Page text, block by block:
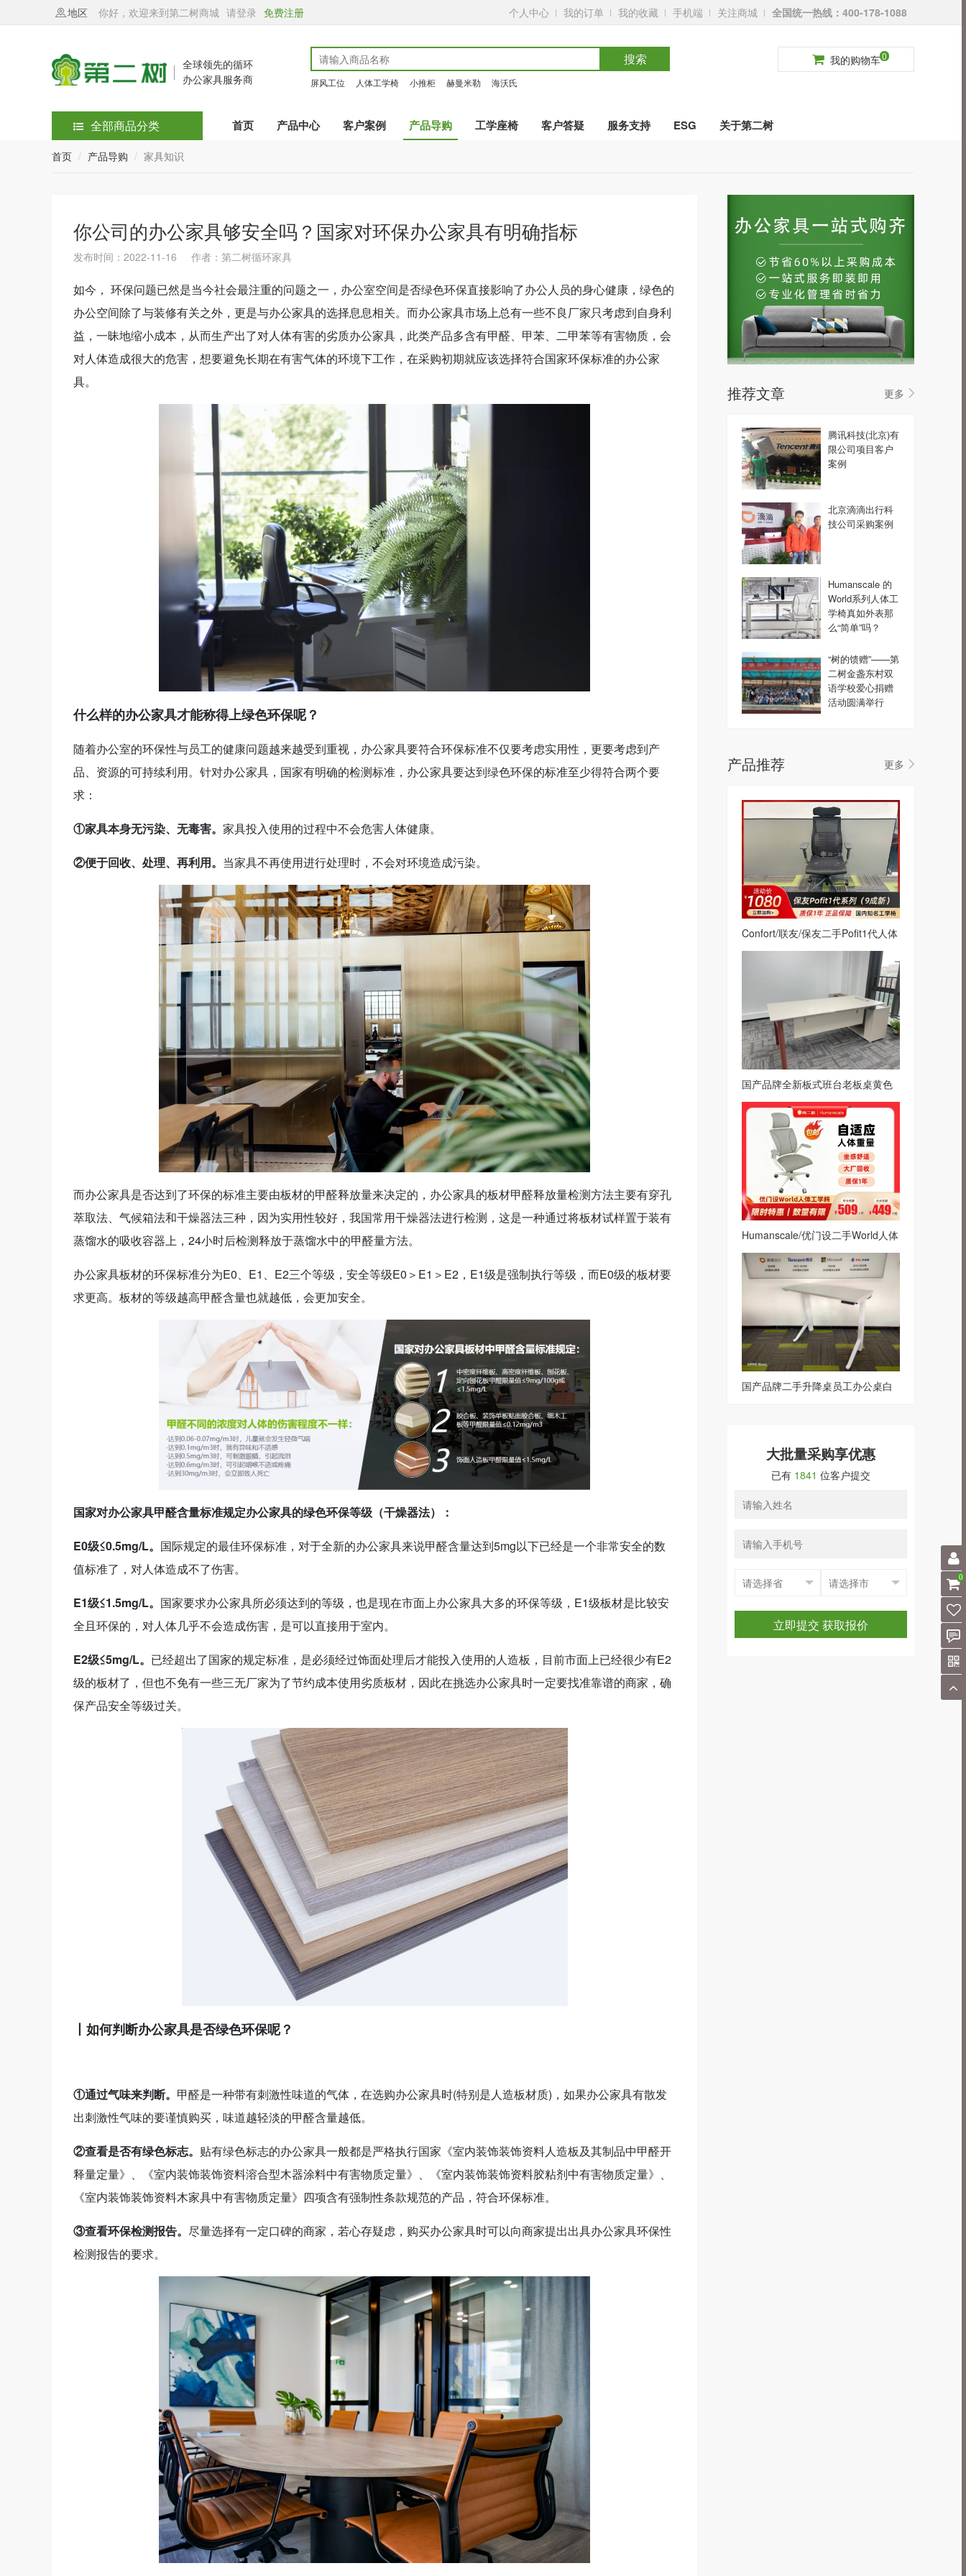
地区 你好，欢迎来到第二树商城 请登录 免费注册 个人中心 我的订单 我的收藏 手机端 关注商城 全国统一热线：400-178-1088
全球领先的循环
办公家具服务商
搜索
屏风工位 人体工学椅 小推柜 赫曼米勒 海沃氏
我的购物车0
全部商品分类 首页 产品中心 客户案例 产品导购 工学座椅 客户答疑 服务支持 ESG 关于第二树
请登录 免费注册
首页 产品导购 家具知识
你公司的办公家具够安全吗？国家对环保办公家具有明确指标
发布时间：2022-11-16 作者：第二树循环家具
如今， 环保问题已然是当今社会最注重的问题之一，办公室空间是否绿色环保直接影响了办公人员的身心健康，绿色的
办公空间除了与装修有关之外，更是与办公家具的选择息息相关。而办公家具市场上总有一些不良厂家只考虑到自身利
益，一昧地缩小成本，从而生产出了对人体有害的劣质办公家具，此类产品多含有甲醛、甲苯、二甲苯等有害物质，会
对人体造成很大的危害，想要避免长期在有害气体的环境下工作，在采购初期就应该选择符合国家环保标准的办公家
具。
什么样的办公家具才能称得上绿色环保呢？
随着办公室的环保性与员工的健康问题越来越受到重视，办公家具要符合环保标准不仅要考虑实用性，更要考虑到产
品、资源的可持续利用。针对办公家具，国家有明确的检测标准，办公家具要达到绿色环保的标准至少得符合两个要
求：
①家具本身无污染、无毒害。 家具投入使用的过程中不会危害人体健康。
②便于回收、处理、再利用。 当家具不再使用进行处理时，不会对环境造成污染。
而办公家具是否达到了环保的标准主要由板材的甲醛释放量来决定的，办公家具的板材甲醛释放量检测方法主要有穿孔
萃取法、气候箱法和干燥器法三种，因为实用性较好，我国常用干燥器法进行检测，这是一种通过将板材试样置于装有
蒸馏水的吸收容器上，24小时后检测释放于蒸馏水中的甲醛量方法。
办公家具板材的环保标准分为E0、E1、E2三个等级，安全等级E0＞E1＞E2，E1级是强制执行等级，而E0级的板材要
求更高。板材的等级越高甲醛含量也就越低，会更加安全。
国家对办公家具甲醛含量标准规定办公家具的绿色环保等级（干燥器法）：
E0级≤0.5mg/L。 国际规定的最佳环保标准，对于全新的办公家具来说甲醛含量达到5mg以下已经是一个非常安全的数
值标准了，对人体造成不了伤害。
E1级≤1.5mg/L。 国家要求办公家具所必须达到的等级，也是现在市面上办公家具大多的环保等级，E1级板材是比较安
全且环保的，对人体几乎不会造成伤害，是可以直接用于室内。
E2级≤5mg/L。 已经超出了国家的规定标准，是必须经过饰面处理后才能投入使用的人造板，目前市面上已经很少有E2
级的板材了，但也不免有一些三无厂家为了节约成本使用劣质板材，因此在挑选办公家具时一定要找准靠谱的商家，确
保产品安全等级过关。
丨如何判断办公家具是否绿色环保呢？
①通过气味来判断。 甲醛是一种带有刺激性味道的气体，在选购办公家具时(特别是人造板材质)，如果办公家具有散发
出刺激性气味的要谨慎购买，味道越轻淡的甲醛含量越低。
②查看是否有绿色标志。 贴有绿色标志的办公家具一般都是严格执行国家《室内装饰装饰资料人造板及其制品中甲醛开
释量定量》、《室内装饰装饰资料溶合型木器涂料中有害物质定量》、《室内装饰装饰资料胶粘剂中有害物质定量》、
《室内装饰装饰资料木家具中有害物质定量》四项含有强制性条款规范的产品，符合环保标准。
③查看环保检测报告。 尽量选择有一定口碑的商家，若心存疑虑，购买办公家具时可以向商家提出出具办公家具环保性
检测报告的要求。
推荐文章 更多
腾讯科技(北京)有
限公司项目客户
案例
北京滴滴出行科
技公司采购案例
Humanscale 的
World系列人体工
学椅真如外表那
么“简单”吗？
“树的馈赠”——第
二树金盏东村双
语学校爱心捐赠
活动圆满举行
产品推荐 更多
Confort/联友/保友二手Pofit1代人体
工学椅网布转椅办公椅电脑椅黑
国产品牌全新板式班台老板桌黄色
系
Humanscale/优门设二手World人体
工学椅网布转椅办公椅电脑椅白
国产品牌二手升降桌员工办公桌白
大批量采购享优惠
已有 1841 位客户提交
立即提交 获取报价
0